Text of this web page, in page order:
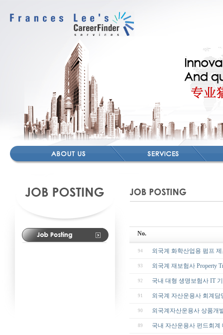
No.
94 외국계 화학산업용 펌프
93 외국계 재보험사 Property
92 국내 대형 생명보험사 IT
91 외국계 자산운용사 회계담
90 외국계자산운용사 상품개
89 국내 자산운용사 펀드회계